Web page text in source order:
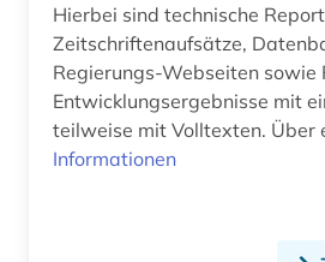
tagebau (1)
technik (149)
Hierbei sind technische
Zeitschriftenaufsätze,
Regierungs-Webseiten sowie
Entwicklungsergebnisse mit
teilweise mit Volltexten. Über
Informationen